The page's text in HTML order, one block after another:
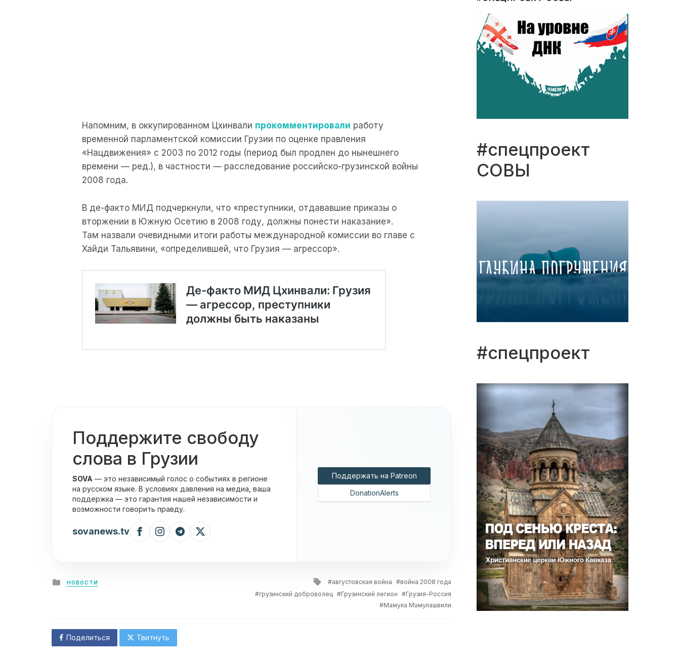
Напомним, в оккупированном Цхинвали прокомментировали работу
временной парламентской комиссии Грузии по оценке правления
«Нацдвижения» с 2003 по 2012 годы (период был продлен до нынешнего
времени — ред.), в частности — расследование российско-грузинской войны
2008 года.
В де-факто МИД подчеркнули, что «преступники, отдававшие приказы о
вторжении в Южную Осетию в 2008 году, должны понести наказание».
Там назвали очевидными итоги работы международной комиссии во главе с
Хайди Тальявини, «определившей, что Грузия — агрессор».
Поддержите свободу
слова в Грузии
SOVA — это независимый голос о событиях в регионе
на русском языке. В условиях давления на медиа, ваша
поддержка — это гарантия нашей независимости и
возможности говорить правду.
sovanews.tv
Поддержать на Patreon
DonationAlerts
Posted
in
НОВОСТИ
Tagged
with
августовская война
война 2008 года
грузинский доброволец
Грузинский легион
Грузия-Россия
Мамука Мамулашвили
Поделиться Твитнуть
#спецпроект
СОВЫ
#спецпроект